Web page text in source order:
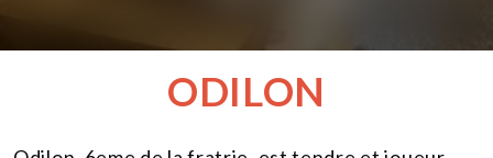
NOUS SOUTENIR
ODILON